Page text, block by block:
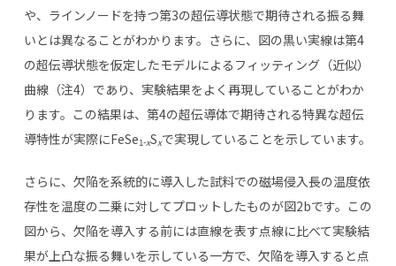
や、ラインノードを持つ第3の超伝導状態で期待される振る舞
いとは異なることがわかります。さらに、図の黒い実線は第4
の超伝導状態を仮定したモデルによるフィッティング（近似）
曲線（注4）であり、実験結果をよく再現していることがわか
ります。この結果は、第4の超伝導体で期待される特異な超伝
導特性が実際にFeSe1-xSxで実現していることを示しています。
さらに、欠陥を系統的に導入した試料での磁場侵入長の温度依
存性を温度の二乗に対してプロットしたものが図2bです。この
図から、欠陥を導入する前には直線を表す点線に比べて実験結
果が上凸な振る舞いを示している一方で、欠陥を導入すると点